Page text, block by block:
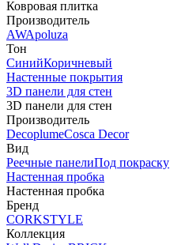
Ковровая плитка
Производитель
AWApoluza
Тон
СинийКоричневый
Настенные покрытия
3D панели для стен
3D панели для стен
Производитель
DecoplumeCosca Decor
Вид
Реечные панелиПод покраску
Настенная пробка
Настенная пробка
Бренд
CORKSTYLE
Коллекция